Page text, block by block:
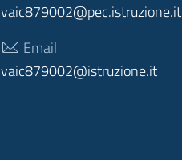
vaic879002@pec.istruzione.it
Email
vaic879002@istruzione.it